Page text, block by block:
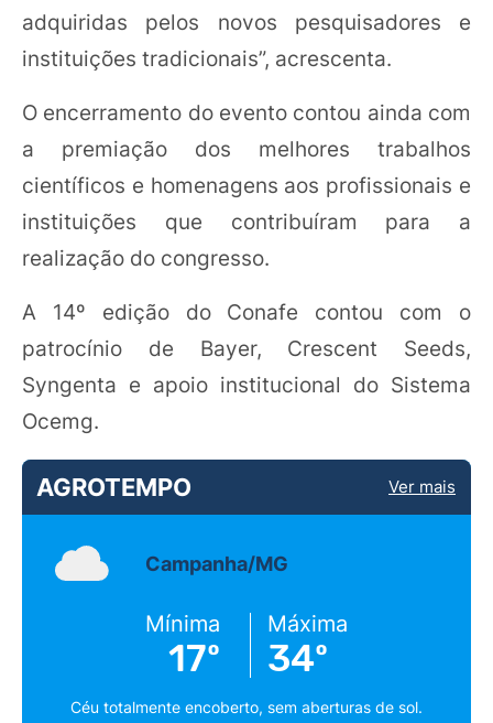
adquiridas pelos novos pesquisadores e
instituições tradicionais”, acrescenta.
O encerramento do evento contou ainda com
a premiação dos melhores trabalhos
científicos e homenagens aos profissionais e
instituições que contribuíram para a
realização do congresso.
A 14º edição do Conafe contou com o
patrocínio de Bayer, Crescent Seeds,
Syngenta e apoio institucional do Sistema
Ocemg.
AGROTEMPO Ver mais
Campanha/MG
Mínima
17º
Máxima
34º
Céu totalmente encoberto, sem aberturas de sol.